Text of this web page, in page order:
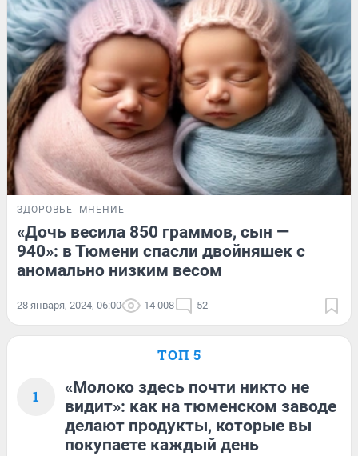
ЗДОРОВЬЕ МНЕНИЕ
«Дочь весила 850 граммов, сын —
940»: в Тюмени спасли двойняшек с
аномально низким весом
28 января, 2024, 06:00 14 008 52
ТОП 5
1
«Молоко здесь почти никто не
видит»: как на тюменском заводе
делают продукты, которые вы
покупаете каждый день